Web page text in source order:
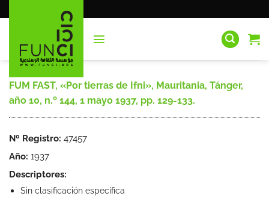
al
FUM FAST, «Por tierras de Ifni», Mauritania, Tánger,
año 10, n.º 144, 1 mayo 1937, pp. 129-133.
Nº Registro: 47457
Año: 1937
Descriptores:
Sin clasificación específica